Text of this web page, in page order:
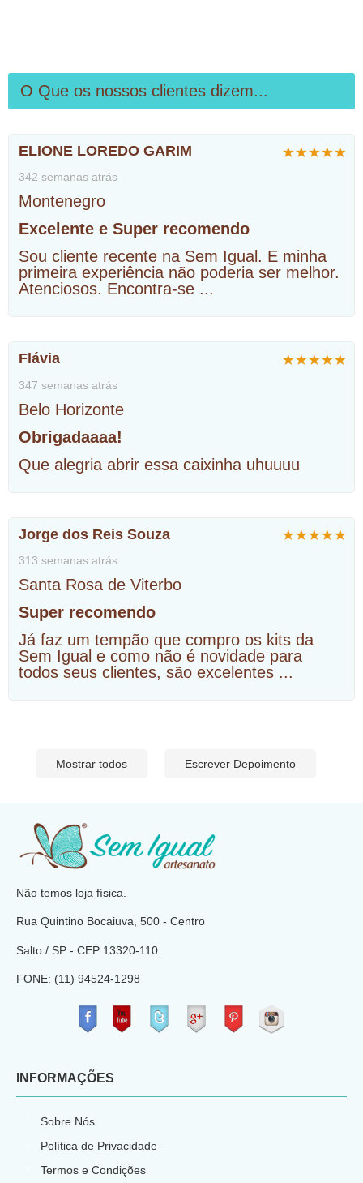
O Que os nossos clientes dizem...
ELIONE LOREDO GARIM
342 semanas atrás
Montenegro
Excelente e Super recomendo
Sou cliente recente na Sem Igual. E minha
primeira experiência não poderia ser melhor.
Atenciosos. Encontra-se ...
Flávia
347 semanas atrás
Belo Horizonte
Obrigadaaaa!
Que alegria abrir essa caixinha uhuuuu
Jorge dos Reis Souza
313 semanas atrás
Santa Rosa de Viterbo
Super recomendo
Já faz um tempão que compro os kits da
Sem Igual e como não é novidade para
todos seus clientes, são excelentes ...
Mostrar todos Escrever Depoimento
Não temos loja física.
Rua Quintino Bocaiuva, 500 - Centro
Salto / SP - CEP 13320-110
FONE: (11) 94524-1298
INFORMAÇÕES
Sobre Nós
Política de Privacidade
Termos e Condições